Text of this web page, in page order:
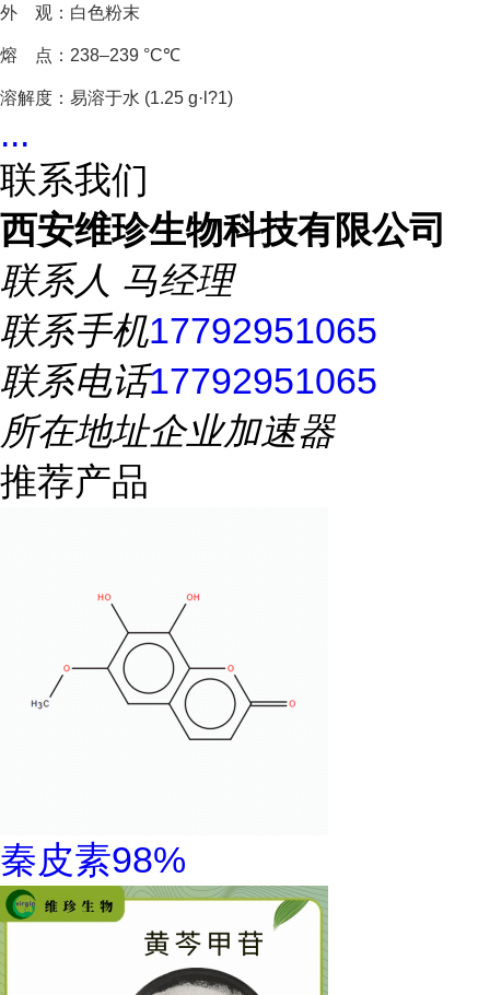
外 观：白色粉末
熔 点：238–239 °C℃
溶解度：易溶于水 (1.25 g·l?1)
...
联系我们
西安维珍生物科技有限公司
联系人 马经理
联系手机17792951065
联系电话17792951065
所在地址企业加速器
推荐产品
秦皮素98%